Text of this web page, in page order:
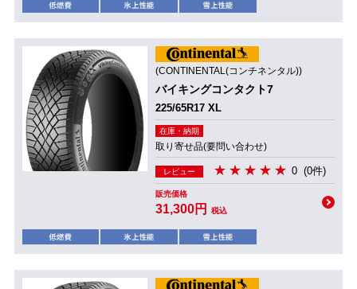
(CONTINENTAL(コンチネンタル))
バイキングコンタクト7
225/65R17 XL
在庫・納期
取り寄せ品(要問い合わせ)
レビュー 0 (0件)
販売価格
31,300円 税込